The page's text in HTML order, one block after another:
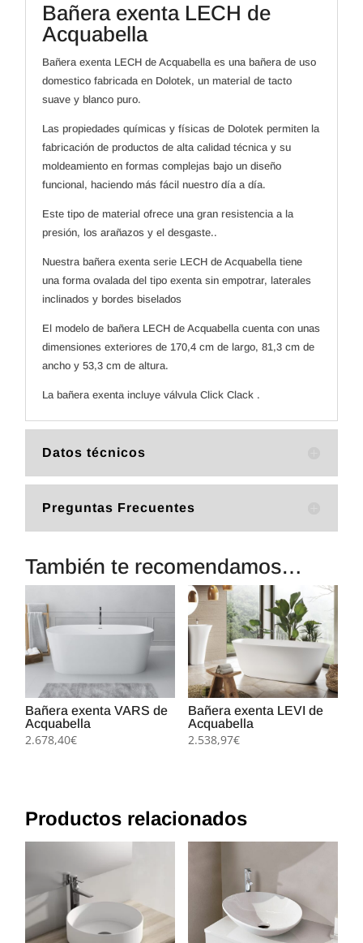
Bañera exenta LECH de
Acquabella
Bañera exenta LECH de Acquabella es una bañera de uso
domestico fabricada en Dolotek, un material de tacto
suave y blanco puro.
Las propiedades químicas y físicas de Dolotek permiten la
fabricación de productos de alta calidad técnica y su
moldeamiento en formas complejas bajo un diseño
funcional, haciendo más fácil nuestro día a día.
Este tipo de material ofrece una gran resistencia a la
presión, los arañazos y el desgaste..
Nuestra bañera exenta serie LECH de Acquabella tiene
una forma ovalada del tipo exenta sin empotrar, laterales
inclinados y bordes biselados
El modelo de bañera LECH de Acquabella cuenta con unas
dimensiones exteriores de 170,4 cm de largo, 81,3 cm de
ancho y 53,3 cm de altura.
La bañera exenta incluye válvula Click Clack .
Datos técnicos
Preguntas Frecuentes
También te recomendamos…
Bañera exenta VARS de
Acquabella
2.678,40€
Bañera exenta LEVI de
Acquabella
2.538,97€
Productos relacionados